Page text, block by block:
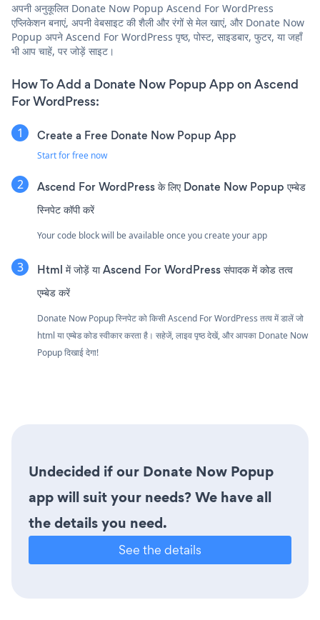
अपनी अनुकूलित Donate Now Popup Ascend For WordPress
एप्लिकेशन बनाएं, अपनी वेबसाइट की शैली और रंगों से मेल खाएं, और Donate Now
Popup अपने Ascend For WordPress पृष्ठ, पोस्ट, साइडबार, फुटर, या जहाँ
भी आप चाहें, पर जोड़ें साइट।
How To Add a Donate Now Popup App on Ascend
For WordPress:
Create a Free Donate Now Popup App
Start for free now
Ascend For WordPress के लिए Donate Now Popup एम्बेड
स्निपेट कॉपी करें
Your code block will be available once you create your app
Html में जोड़ें या Ascend For WordPress संपादक में कोड तत्व
एम्बेड करें
Donate Now Popup स्निपेट को किसी Ascend For WordPress तत्व में डालें जो
html या एम्बेड कोड स्वीकार करता है। सहेजें, लाइव पृष्ठ देखें, और आपका Donate Now
Popup दिखाई देगा!
Undecided if our Donate Now Popup
app will suit your needs? We have all
the details you need.
See the details